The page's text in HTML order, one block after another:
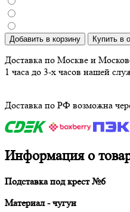
Добавить в корзину Купить в
Доставка по Москве и
1 часа до 3-х часов нашей
Доставка по РФ возможна
Информация о
Подставка под крест №6
Материал - чугун